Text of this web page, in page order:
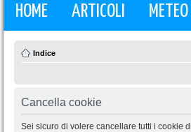
HOME ARTICOLI METEO
Indice
Cancella cookie
Sei sicuro di volere cancellare tutti i cookie